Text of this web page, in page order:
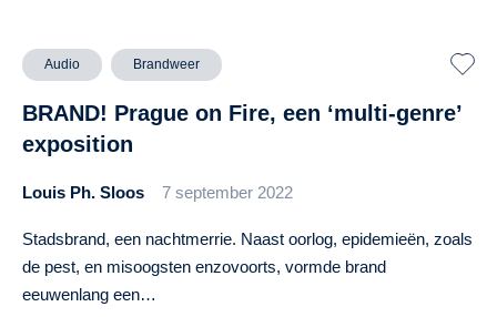
Audio Brandweer
BRAND! Prague on Fire, een ‘multi-genre’
exposition
Louis Ph. Sloos 7 september 2022
Stadsbrand, een nachtmerrie. Naast oorlog, epidemieën, zoals
de pest, en misoogsten enzovoorts, vormde brand
eeuwenlang een…